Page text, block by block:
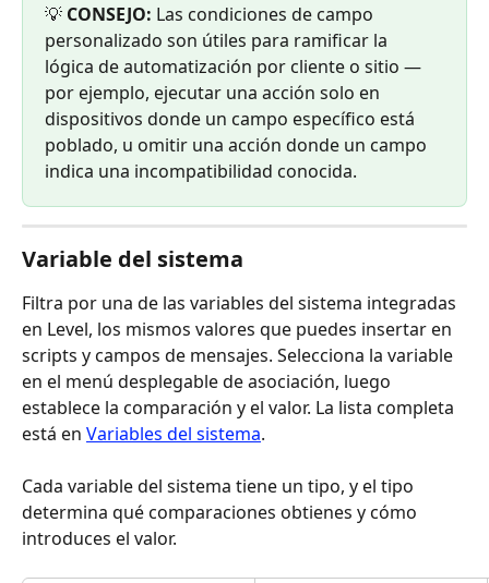
💡 CONSEJO: Las condiciones de campo
personalizado son útiles para ramificar la
lógica de automatización por cliente o sitio —
por ejemplo, ejecutar una acción solo en
dispositivos donde un campo específico está
poblado, u omitir una acción donde un campo
indica una incompatibilidad conocida.
Variable del sistema
Filtra por una de las variables del sistema integradas
en Level, los mismos valores que puedes insertar en
scripts y campos de mensajes. Selecciona la variable
en el menú desplegable de asociación, luego
establece la comparación y el valor. La lista completa
está en Variables del sistema.
Cada variable del sistema tiene un tipo, y el tipo
determina qué comparaciones obtienes y cómo
introduces el valor.